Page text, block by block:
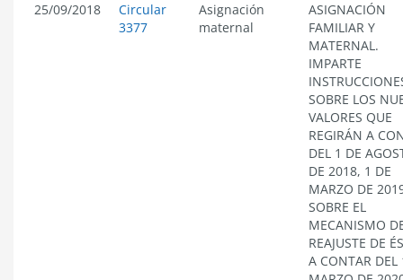
25/09/2018
Circular
3377
Asignación
maternal
ASIGNACIÓN
FAMILIAR Y
MATERNAL.
IMPARTE
SOBRE LOS
VALORES QUE
REGIRÁN A
DEL 1 DE
DE 2018, 1 DE
MARZO DE
SOBRE EL
MECANISMO
REAJUSTE DE
A CONTAR DEL